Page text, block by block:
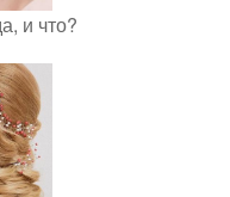
и что?